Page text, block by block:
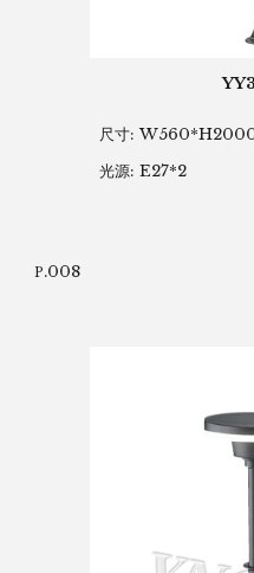
尺寸:
光源: E27*2
P.008